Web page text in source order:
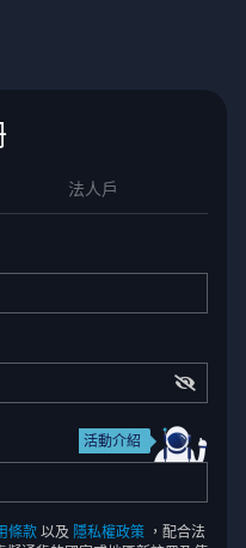
法人戶
活動介紹
條款 以及 隱私權政策 ，配合法